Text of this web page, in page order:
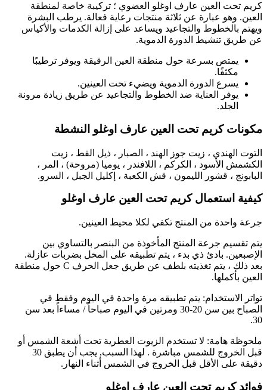
كريم تحت العين عارف اوغلو العضوي ؛ تركيبة خاصة لمنطقة
العين. وهو عبارة عن ثلاثة منتجات رعاية فعالة. يرطب البشرة
ويهتم بالخطوط والتجاعيد ويساعد على إزالة الكدمات والأكياس
عن طريق تنشيط الدورة الدموية.
يمتص بسرعة حول منطقة العين الرقيقة ويوفر ترطيبًا
مكثفًا.
يسرع الدورة الدموية ويضيء تحت العينين.
يوفر العناية ضد الخطوط والتجاعيد عن طريق زيادة مرونة
الجلد.
مكونات كريم تحت العين عارف اوغلو النشطة
التوت الهندي ، زيت جوز الهند ، الصبار ، ذيل القط ، زيت
الكشمش الأسود ، الكركم ، اللافندر ، يوميا (مروحة) ، المر ،
البابونج ، قشور الليمون ، قش الكعبة ، إكليل الجبل ، السرو.
كيفية استعمال كريم تحت العين عارف اوغلو
جرعة واحدة من المنتج تكفي لكلا محيط العينين.
يتم تقسيم جرعة المنتج المأخوذة من البنصر بالتساوي بين
الإصبعين. بادئ ذي بدء ، يتم تطبيقه على المخل بضربات عازلة.
بعد ذلك ، يتم تغذيته بلطف عن طريق جعل الحرف C حول منطقة
العين بأكملها.
تواتر الاستخدام: يتم تطبيقه مرة واحدة في اليوم وفقط في
الصباح بين سن 20-30 ومرتين في اليوم صباحاً / مساءاً بعد سن
30.
ملحوظة هامة: لا تستخدم الزيوت العطرية تحت أشعة الشمس أو
قبل الخروج للشمس مباشرة . لهذا السبب, يجب أن يطبق 30
دقيقة على الأقل قبل الخروج في الشمس أثناء النهار.
فوائدكريم تحت العين عارف اوغلو